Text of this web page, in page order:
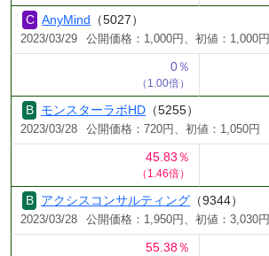
AnyMind （5027）
2023/03/29 公開価格：1,000円、初値：1,000円
0％
（1.00倍）
モンスターラボHD （5255）
2023/03/28 公開価格：720円、初値：1,050円
45.83％
（1.46倍）
アクシスコンサルティング （9344）
2023/03/28 公開価格：1,950円、初値：3,030円
55.38％